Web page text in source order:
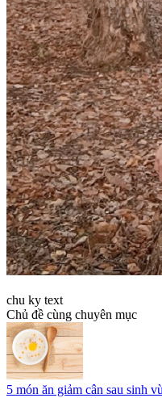
chu ky text
Chủ đề cùng chuyên mục
5 món ăn giảm cân sau sinh